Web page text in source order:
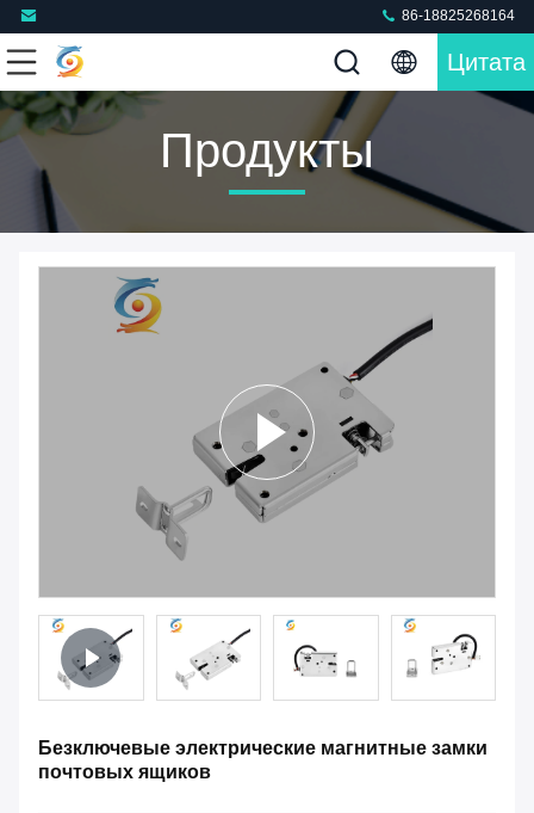
86-18825268164
Цитата
Продукты
Безключевые электрические магнитные замки
почтовых ящиков